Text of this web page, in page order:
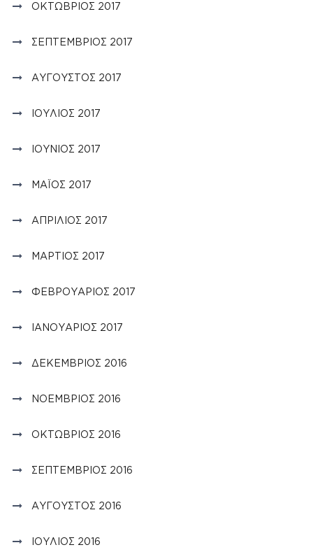
ΟΚΤΏΒΡΙΟΣ 2017
ΣΕΠΤΈΜΒΡΙΟΣ 2017
ΑΎΓΟΥΣΤΟΣ 2017
ΙΟΎΛΙΟΣ 2017
ΙΟΎΝΙΟΣ 2017
ΜΆΙΟΣ 2017
ΑΠΡΊΛΙΟΣ 2017
ΜΆΡΤΙΟΣ 2017
ΦΕΒΡΟΥΆΡΙΟΣ 2017
ΙΑΝΟΥΆΡΙΟΣ 2017
ΔΕΚΈΜΒΡΙΟΣ 2016
ΝΟΈΜΒΡΙΟΣ 2016
ΟΚΤΏΒΡΙΟΣ 2016
ΣΕΠΤΈΜΒΡΙΟΣ 2016
ΑΎΓΟΥΣΤΟΣ 2016
ΙΟΎΛΙΟΣ 2016